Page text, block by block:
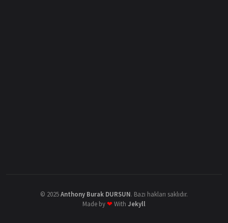
© 2025Anthony Burak DURSUN. Bazı hakları saklıdır.
Made by❤ With Jekyll